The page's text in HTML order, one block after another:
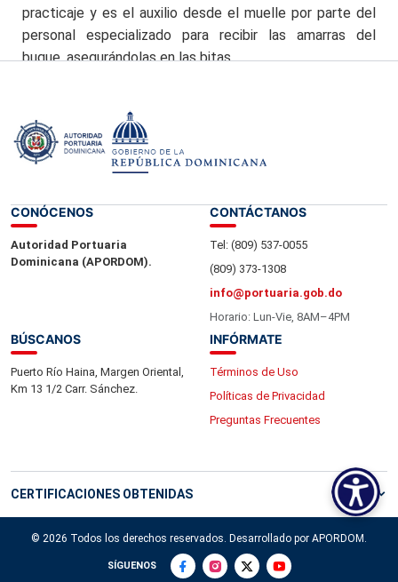
practicaje y es el auxilio desde el muelle por parte del
personal especializado para recibir las amarras del
buque, asegurándolas en las bitas.
CONÓCENOS
Autoridad Portuaria
Dominicana (APORDOM).
CONTÁCTANOS
Tel: (809) 537-0055
(809) 373-1308
info@portuaria.gob.do
Horario: Lun-Vie, 8AM–4PM
BÚSCANOS
Puerto Río Haina, Margen Oriental,
Km 13 1/2 Carr. Sánchez.
INFÓRMATE
Términos de Uso
Políticas de Privacidad
Preguntas Frecuentes
CERTIFICACIONES OBTENIDAS
© 2026 Todos los derechos reservados. Desarrollado por APORDOM.
SÍGUENOS